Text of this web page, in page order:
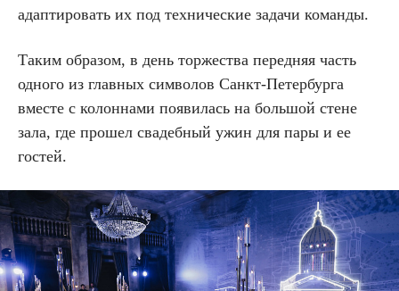
адаптировать их под технические задачи команды.
Таким образом, в день торжества передняя часть
одного из главных символов Санкт-Петербурга
вместе с колоннами появилась на большой стене
зала, где прошел свадебный ужин для пары и ее
гостей.